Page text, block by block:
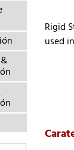
Rigid
used